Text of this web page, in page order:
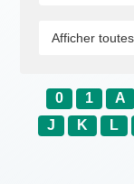
0 1 A
J
K L